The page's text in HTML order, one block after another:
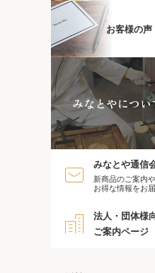
お客様の声
みなとやについ
みなとや通信
新商品のご案内や
お得な情報をお
法人・団体様
ご案内ページ